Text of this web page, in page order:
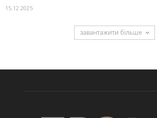
15.12.2025
завантажити більше